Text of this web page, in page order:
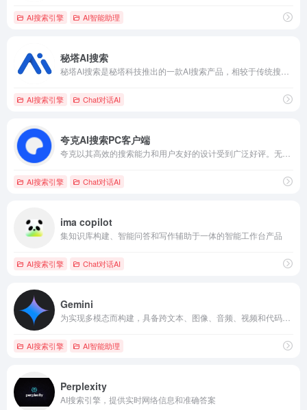
AI搜索引擎 AI智能助理
秘塔AI搜索
AI搜索引擎 Chat对话AI
夸克AI搜索PC客户端
AI搜索引擎 Chat对话AI
ima copilot
集知识库构建、智能问答和写作辅助于一体的智能工作台产品
AI搜索引擎 Chat对话AI
Gemini
AI搜索引擎 AI智能助理
Perplexity
AI搜索引擎，提供实时网络信息和准确答案